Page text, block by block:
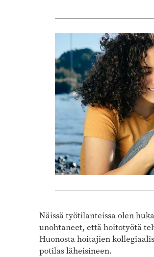
Näissä työtilanteissa olen
unohtaneet, että hoitotyötä
Huonosta hoitajien
potilas läheisineen.